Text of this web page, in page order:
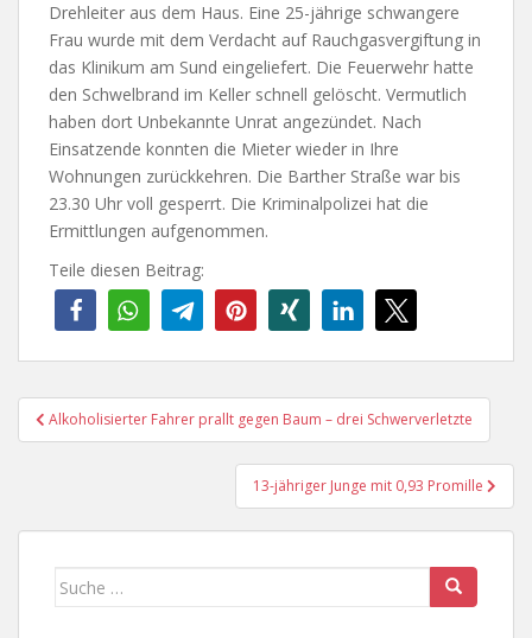
Drehleiter aus dem Haus. Eine 25-jährige schwangere
Frau wurde mit dem Verdacht auf Rauchgasvergiftung in
das Klinikum am Sund eingeliefert. Die Feuerwehr hatte
den Schwelbrand im Keller schnell gelöscht. Vermutlich
haben dort Unbekannte Unrat angezündet. Nach
Einsatzende konnten die Mieter wieder in Ihre
Wohnungen zurückkehren. Die Barther Straße war bis
23.30 Uhr voll gesperrt. Die Kriminalpolizei hat die
Ermittlungen aufgenommen.
Teile diesen Beitrag:
Beitragsnavigation
Alkoholisierter Fahrer prallt gegen Baum – drei Schwerverletzte
13-jähriger Junge mit 0,93 Promille
Suche